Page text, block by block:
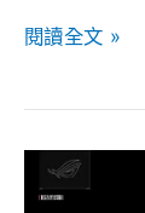
計、
款
式
閱讀全文 »
ASUS
ROG